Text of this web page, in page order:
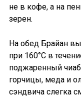
не в кофе, а на
зерен.
На обед Брайан
при 160°C в
поджаренный
горчицы, меда и
сэндвича слегка